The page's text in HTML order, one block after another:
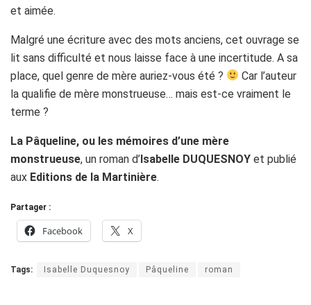
et aimée.
Malgré une écriture avec des mots anciens, cet ouvrage se
lit sans difficulté et nous laisse face à une incertitude. A sa
place, quel genre de mère auriez-vous été ?
Car l’auteur
la qualifie de mère monstrueuse… mais est-ce vraiment le
terme ?
La Pâqueline, ou les mémoires d’une mère
monstrueuse, un roman d’Isabelle DUQUESNOY et publié
aux Editions de la Martinière.
Partager :
Facebook X
Tags: Isabelle Duquesnoy Pâqueline roman